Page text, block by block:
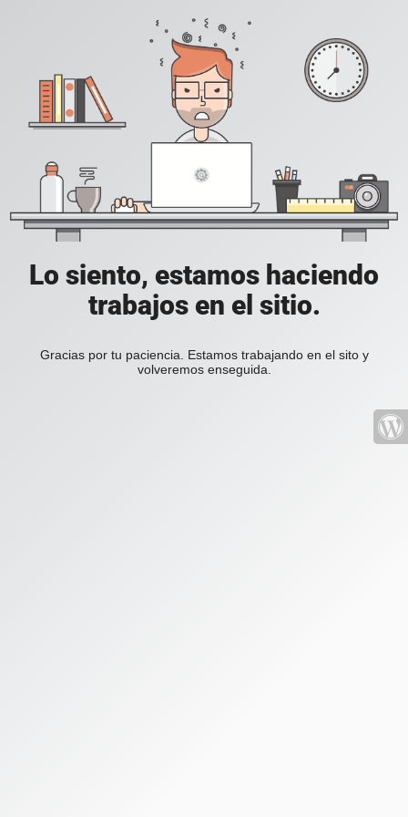
Lo siento, estamos haciendo
trabajos en el sitio.
Gracias por tu paciencia. Estamos trabajando en el sito y
volveremos enseguida.